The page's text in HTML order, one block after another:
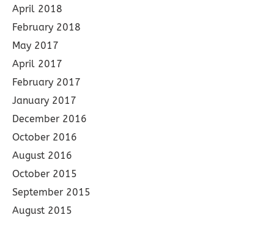
April 2018
February 2018
May 2017
April 2017
February 2017
January 2017
December 2016
October 2016
August 2016
October 2015
September 2015
August 2015